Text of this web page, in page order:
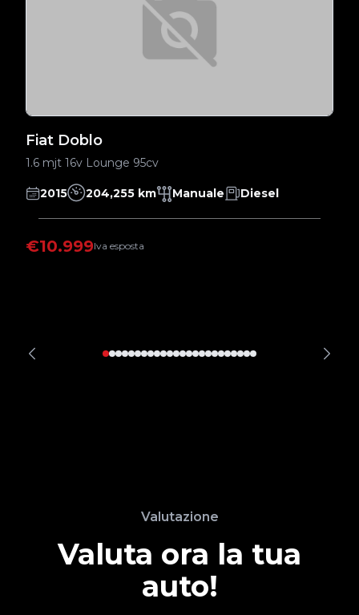
Fiat Doblo
1.6 mjt 16v Lounge 95cv
2015 204,255 km Manuale Diesel
€10.999Iva esposta
Valutazione
Valuta ora la tua
auto!